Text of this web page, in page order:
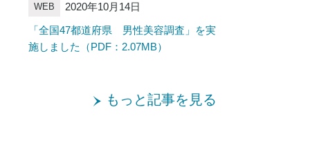
WEB 2020年10月14日
「全国47都道府県 男性美容調査」を実
施しました（PDF：2.07MB）
もっと記事を見る